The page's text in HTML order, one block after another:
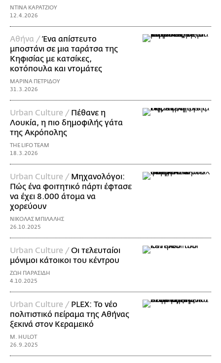
ΝΤΙΝΑ ΚΑΡΑΤΖΙΟΥ
12.4.2026
Αθήνα /Ένα απίστευτο
μποστάνι σε μια ταράτσα της
Κηφισίας με κατσίκες,
κοτόπουλα και ντομάτες
ΜΑΡΙΝΑ ΠΕΤΡΙΔΟΥ
31.3.2026
Urban Culture / Πέθανε η
Λουκία, η πιο δημοφιλής γάτα
της Ακρόπολης
THE LIFO TEAM
18.3.2026
Urban Culture / Μηχανολόγοι:
Πώς ένα φοιτητικό πάρτι έφτασε
να έχει 8.000 άτομα να
χορεύουν
ΝΙΚΟΛΑΣ ΜΠΙΛΑΛΗΣ
26.10.2025
Urban Culture /Οι τελευταίοι
μόνιμοι κάτοικοι του κέντρου
ΖΩΗ ΠΑΡΑΣΙΔΗ
4.10.2025
Urban Culture / PLEX: Το νέο
πολιτιστικό πείραμα της Αθήνας
ξεκινά στον Κεραμεικό
M. HULOT
26.9.2025